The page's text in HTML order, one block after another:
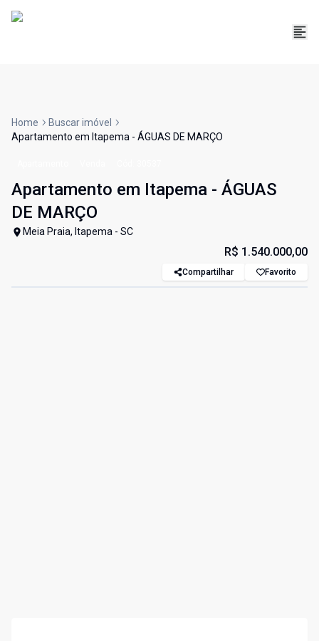
Home
Buscar imóvel
Apartamento em Itapema - ÁGUAS DE MARÇO
Apartamento em Itapema - ÁGUAS
DE MARÇO
Meia Praia, Itapema - SC
R$ 1.540.000,00
Compartilhar Favorito